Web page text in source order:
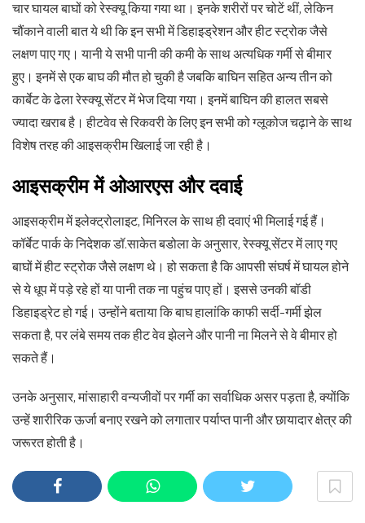
चार घायल बाघों को रेस्क्यू किया गया था। इनके शरीरों पर चोटें थीं, लेकिन
चौंकाने वाली बात ये थी कि इन सभी में डिहाइड्रेशन और हीट स्ट्रोक जैसे
लक्षण पाए गए। यानी ये सभी पानी की कमी के साथ अत्यधिक गर्मी से बीमार
हुए। इनमें से एक बाघ की मौत हो चुकी है जबकि बाघिन सहित अन्य तीन को
कार्बेट के ढेला रेस्क्यू सेंटर में भेज दिया गया। इनमें बाघिन की हालत सबसे
ज्यादा खराब है। हीटवेव से रिकवरी के लिए इन सभी को ग्लूकोज चढ़ाने के साथ
विशेष तरह की आइसक्रीम खिलाई जा रही है।
आइसक्रीम में ओआरएस और दवाई
आइसक्रीम में इलेक्ट्रोलाइट, मिनिरल के साथ ही दवाएं भी मिलाई गई हैं।
कॉर्बेट पार्क के निदेशक डॉ.साकेत बडोला के अनुसार, रेस्क्यू सेंटर में लाए गए
बाघों में हीट स्ट्रोक जैसे लक्षण थे। हो सकता है कि आपसी संघर्ष में घायल होने
से ये धूप में पड़े रहे हों या पानी तक ना पहुंच पाए हों। इससे उनकी बॉडी
डिहाइड्रेट हो गई। उन्होंने बताया कि बाघ हालांकि काफी सर्दी-गर्मी झेल
सकता है, पर लंबे समय तक हीट वेव झेलने और पानी ना मिलने से वे बीमार हो
सकते हैं।
उनके अनुसार, मांसाहारी वन्यजीवों पर गर्मी का सर्वाधिक असर पड़ता है, क्योंकि
उन्हें शारीरिक ऊर्जा बनाए रखने को लगातार पर्याप्त पानी और छायादार क्षेत्र की
जरूरत होती है।